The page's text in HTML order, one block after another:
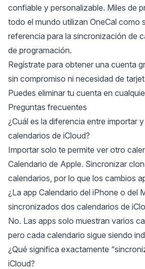
confiable y personalizable. Miles de
todo el mundo utilizan OneCal como
referencia para la sincronización de
de programación.
Regístrate para obtener una cuenta
sin compromiso ni necesidad de
Puedes eliminar tu cuenta en
Preguntas frecuentes
¿Cuál es la diferencia entre importar
calendarios de iCloud?
Importar solo te permite ver otro
Calendario de Apple. Sincronizar
calendarios, por lo que los cambios
¿La app Calendario del iPhone o del
sincronizados dos calendarios de
No. Las apps solo muestran varios
pero cada calendario sigue siendo
¿Qué significa exactamente
iCloud?